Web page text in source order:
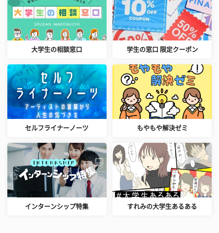
大学生の相談窓口 学生の窓口 限定クーポン
セルフライナーノーツ もやもや解決ゼミ
インターンシップ特集 すれみの大学生あるある